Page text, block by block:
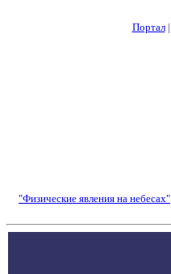
Портал|
"Физические явления на небесах"